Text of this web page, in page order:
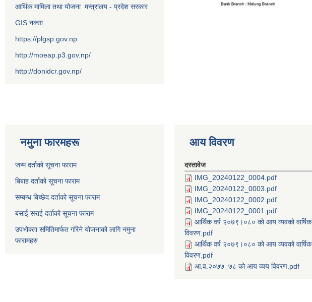
आर्थिक मामिला तथा योजना मन्त्रालय - प्रदेश सरकार
GIS नक्सा
https://plgsp.gov.np
http://moeap.p3.gov.np/
http://donidcr.gov.np/
नमुना फारमहरू
जन्म दर्ताको सूचना फाराम
बिबाह दर्ताको सूचना फाराम
सम्बन्ध बिच्छेद दर्ताको सूचना फाराम
बसाई सराई दर्ताको सूचना फाराम
उपभोक्ता समितिमार्फत गरिने योजनाको लागि नमुना
फारामहरु
आय विवरण
दस्तावेज
IMG_20240122_0004.pdf
IMG_20240122_0003.pdf
IMG_20240122_0002.pdf
IMG_20240122_0001.pdf
आर्थिक वर्ष २०७९।०८० को आय व्यवको वार्षिक
विवरण.pdf
आर्थिक वर्ष २०७९।०८० को आय व्यवको वार्षिक
विवरण.pdf
आ.व.२०७७_७८ को आय व्यय विवरण.pdf